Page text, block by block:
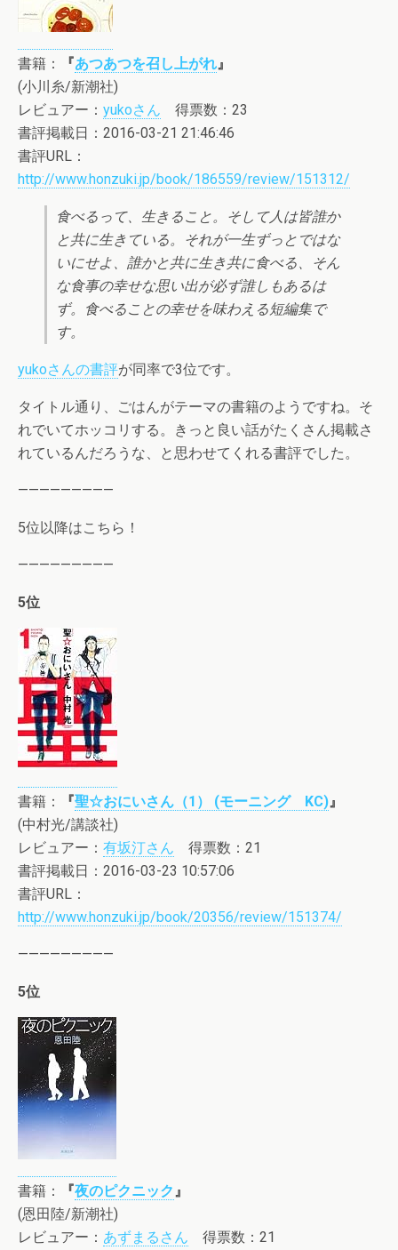
書籍： 『あつあつを召し上がれ』
(小川糸/新潮社)
レビュアー： yukoさん 得票数：23
書評掲載日：2016-03-21 21:46:46
書評URL：
http://www.honzuki.jp/book/186559/review/151312/
食べるって、生きること。そして人は皆誰か
と共に生きている。それが一生ずっとではな
いにせよ、誰かと共に生き共に食べる、そん
な食事の幸せな思い出が必ず誰しもあるは
ず。食べることの幸せを味わえる短編集で
す。
yukoさんの書評が同率で3位です。
タイトル通り、ごはんがテーマの書籍のようですね。そ
れでいてホッコリする。きっと良い話がたくさん掲載さ
れているんだろうな、と思わせてくれる書評でした。
—————————
5位以降はこちら！
—————————
5位
書籍： 『聖☆おにいさん（1） (モーニング KC)』
(中村光/講談社)
レビュアー： 有坂汀さん 得票数：21
書評掲載日：2016-03-23 10:57:06
書評URL：
http://www.honzuki.jp/book/20356/review/151374/
—————————
5位
書籍： 『夜のピクニック』
(恩田陸/新潮社)
レビュアー： あずまるさん 得票数：21